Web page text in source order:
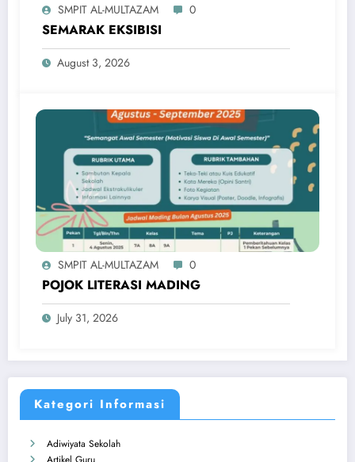
Kategori Informasi
Adiwiyata Sekolah
SMPIT AL-MULTAZAM 0
SEMARAK EKSIBISI
August 3, 2026
SMPIT AL-MULTAZAM 0
POJOK LITERASI MADING
July 31, 2026